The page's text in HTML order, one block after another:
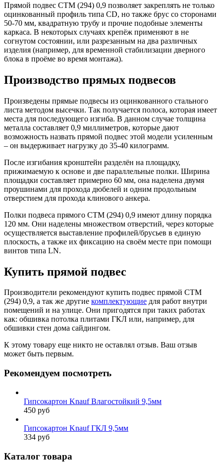
Прямой подвес СТМ (294) 0,9 позволяет закреплять не только
оцинкованный профиль типа CD, но также брус со сторонами
50-70 мм, квадратную трубу и прочие подобные элементы
каркаса. В некоторых случаях крепёж применяют в не
согнутом состоянии, или разрезанным на два различных
изделия (например, для временной стабилизации дверного
блока в проёме во время монтажа).
Производство прямых подвесов
Произведены прямые подвесы из оцинкованного стального
листа методом высечки. Так получается полоса, которая имеет
места для последующего изгиба. В данном случае толщина
металла составляет 0,9 миллиметров, которые дают
возможность назвать прямой подвес этой модели усиленным
– он выдерживает нагрузку до 35-40 килограмм.
После изгибания кронштейн разделён на площадку,
прижимаемую к основе и две параллельные полки. Ширина
площадки составляет примерно 60 мм, она наделена двумя
проушинами для прохода дюбелей и одним продольным
отверстием для прохода клинового анкера.
Полки подвеса прямого СТМ (294) 0,9 имеют длину порядка
120 мм. Они наделены множеством отверстий, через которые
осуществляется выставление профилей/брусьев в единую
плоскость, а также их фиксацию на своём месте при помощи
винтов типа LN.
Купить прямой подвес
Производители рекомендуют купить подвес прямой СТМ
(294) 0,9, а так же другие комплектующие для работ внутри
помещений и на улице. Они пригодятся при таких работах
как: обшивка потолка плитами ГКЛ или, например, для
обшивки стен дома сайдингом.
К этому товару еще никто не оставлял отзыв. Ваш отзыв
может быть первым.
Рекомендуем посмотреть
Гипсокартон Knauf Влагостойкий 9,5мм
450 руб
Гипсокартон Knauf ГКЛ 9,5мм
334 руб
Каталог товара